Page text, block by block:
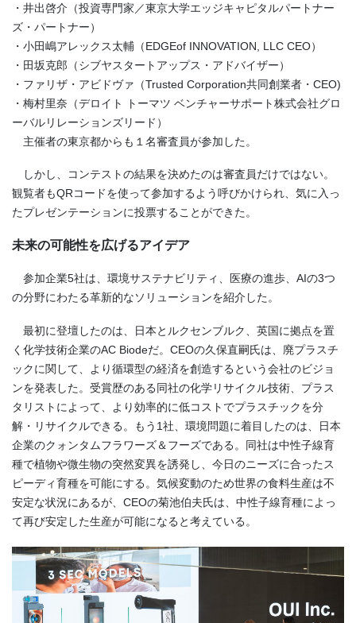
・井出啓介（投資専門家／東京大学エッジキャピタルパートナー
ズ・パートナー）
・小田嶋アレックス太輔（EDGEof INNOVATION, LLC CEO）
・田坂克郎（シブヤスタートアップス・アドバイザー）
・ファリザ・アビドヴァ（Trusted Corporation共同創業者・CEO)
・梅村里奈（デロイト トーマツ ベンチャーサポート株式会社グロ
ーバルリレーションズリード）
主催者の東京都からも１名審査員が参加した。
しかし、コンテストの結果を決めたのは審査員だけではない。
観覧者もQRコードを使って参加するよう呼びかけられ、気に入っ
たプレゼンテーションに投票することができた。
未来の可能性を広げるアイデア
参加企業5社は、環境サステナビリティ、医療の進歩、AIの3つ
の分野にわたる革新的なソリューションを紹介した。
最初に登壇したのは、日本とルクセンブルク、英国に拠点を置
く化学技術企業のAC Biodeだ。CEOの久保直嗣氏は、廃プラスチ
ックに関して、より循環型の経済を創造するという会社のビジョ
ンを発表した。受賞歴のある同社の化学リサイクル技術、プラス
タリストによって、より効率的に低コストでプラスチックを分
解・リサイクルできる。もう1社、環境問題に着目したのは、日本
企業のクォンタムフラワーズ＆フーズである。同社は中性子線育
種で植物や微生物の突然変異を誘発し、今日のニーズに合ったス
ピーディ育種を可能にする。気候変動のため世界の食料生産は不
安定な状況にあるが、CEOの菊池伯夫氏は、中性子線育種によっ
て再び安定した生産が可能になると考えている。